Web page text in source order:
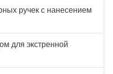
ручек с нанесением
для экстренной